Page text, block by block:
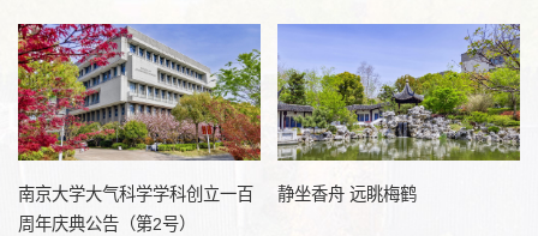
南京大学大气科学学科创立一百
周年庆典公告（第2号）
静坐香舟 远眺梅鹤